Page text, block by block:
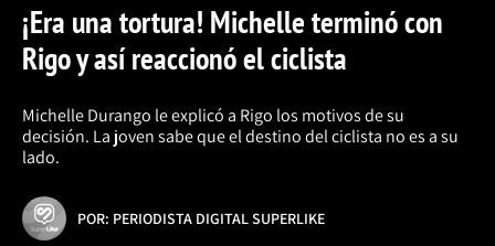
¡Era una tortura! Michelle terminó con
Rigo y así reaccionó el ciclista
Michelle Durango le explicó a Rigo los motivos de su
decisión. La joven sabe que el destino del ciclista no es a su
lado.
POR: PERIODISTA DIGITAL SUPERLIKE